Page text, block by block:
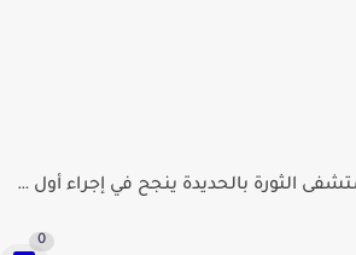
مستشفى الثورة بالحديدة ينجح في إجراء أول عملية لاستئصال...